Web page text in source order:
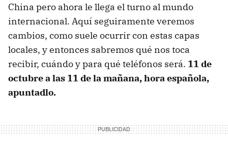
China pero ahora le llega el turno al mundo
internacional. Aquí seguiramente veremos
cambios, como suele ocurrir con estas capas
locales, y entonces sabremos qué nos toca
recibir, cuándo y para qué teléfonos será. 11 de
octubre a las 11 de la mañana, hora española,
apuntadlo.